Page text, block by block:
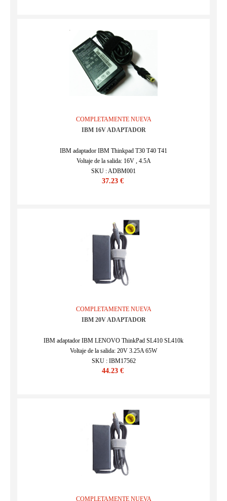
COMPLETAMENTE NUEVA
IBM 16V ADAPTADOR
IBM adaptador IBM Thinkpad T30 T40 T41
Voltaje de la salida: 16V , 4.5A
SKU : ADBM001
37.23 €
COMPLETAMENTE NUEVA
IBM 20V ADAPTADOR
IBM adaptador IBM LENOVO ThinkPad SL410 SL410k
Voltaje de la salida: 20V 3.25A 65W
SKU : IBM17562
44.23 €
COMPLETAMENTE NUEVA